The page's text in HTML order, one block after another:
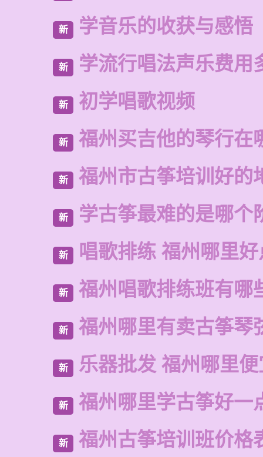
新 学音乐的收获与感悟
新 学流行唱法声乐费用
新 初学唱歌视频
新 福州买吉他的琴行在
新 福州市古筝培训好的
新 学古筝最难的是哪个
新 唱歌排练 福州哪里好
新 福州唱歌排练班有哪
新 福州哪里有卖古筝琴
新 乐器批发 福州哪里
新 福州哪里学古筝好一
新 福州古筝培训班价格